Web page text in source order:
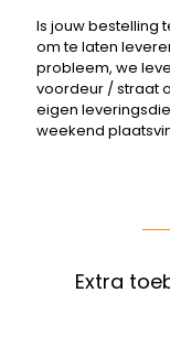
Is jouw bestelling
om te laten
probleem, we
voordeur / straat
eigen
weekend
Extra